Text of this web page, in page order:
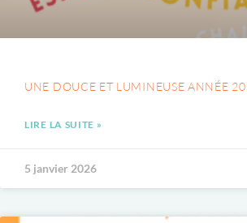
UNE DOUCE ET LUMINEUSE ANNÉE
LIRE LA SUITE »
5 janvier 2026